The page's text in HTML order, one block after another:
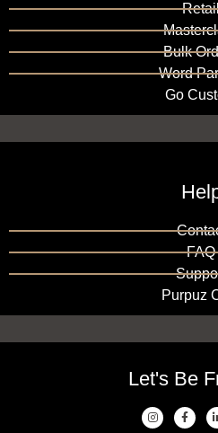
Bulk
Word
Go
FAQ
Purpuz
Let's Be